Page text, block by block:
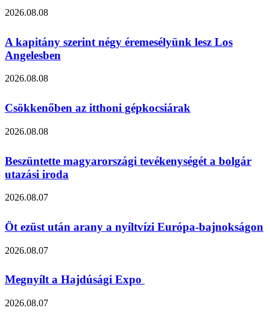
2026.08.08
A kapitány szerint négy éremesélyünk lesz Los
Angelesben
2026.08.08
Csökkenőben az itthoni gépkocsiárak
2026.08.08
Beszüntette magyarországi tevékenységét a bolgár
utazási iroda
2026.08.07
Öt ezüst után arany a nyíltvízi Európa-bajnokságon
2026.08.07
Megnyílt a Hajdúsági Expo
2026.08.07